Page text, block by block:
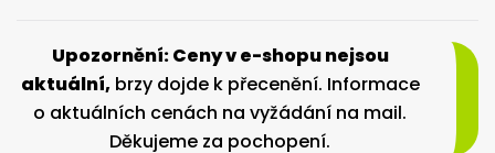
Upozornění: Ceny v e-shopu nejsou
aktuální,brzy dojde k přecenění. Informace
o aktuálních cenách na vyžádání na mail.
Děkujeme za pochopení.